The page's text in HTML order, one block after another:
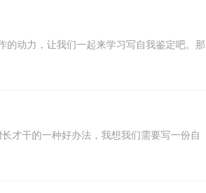
的动力，让我们一起来学习写自我鉴定吧。那
才干的一种好办法，我想我们需要写一份自